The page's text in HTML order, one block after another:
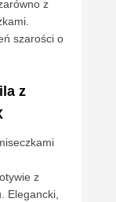
z
szarości o
z
z
Elegancki,